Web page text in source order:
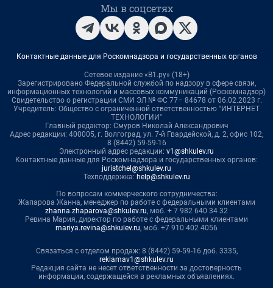
Мы в соцсетях
Контактные данные для Роскомнадзора и государственных органов
Сетевое издание «В1.ру» (18+)
Зарегистрировано Федеральной службой по надзору в сфере связи,
информационных технологий и массовых коммуникаций (Роскомнадзор)
Свидетельство о регистрации СМИ ЭЛ № ФС 77– 84678 от 06.02.2023 г.
Учредитель: Общество с ограниченной ответственностью "ИНТЕРНЕТ
ТЕХНОЛОГИИ"
Главный редактор: Смуров Николай Александрович
Адрес редакции: 400005, г. Волгоград, ул. 7-й Гвардейской, д. 2, офис 102,
8 (8442) 59-59-16
Электронный адрес редакции: v1@shkulev.ru
Контактные данные для Роскомнадзора и государственных органов:
juristchel@shkulev.ru
Техподдержка: help@shkulev.ru
По вопросам коммерческого сотрудничества:
Жапарова Жанна, менеджер по работе с федеральными клиентами
zhanna.zhaparova@shkulev.ru, моб. + 7 982 640 34 32
Ревина Мария, директор по работе с федеральными клиентами
mariya.revina@shkulev.ru, моб. +7 910 402 4056
Связаться с отделом продаж: 8 (8442) 59-59-16 доб. 3335,
reklamav1@shkulev.ru
Редакция сайта не несет ответственности за достоверность
информации, содержащейся в рекламных объявлениях.